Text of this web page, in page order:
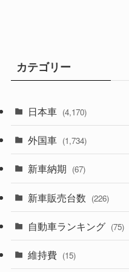
カテゴリー
日本車 (4,170)
(1,320)
(329)
(356)
(328)
外国車 (1,734)
(242)
新車納期 (67)
(28)
(8)
新車販売台数 (226)
(21)
自動車ランキング (75)
維持費 (15)